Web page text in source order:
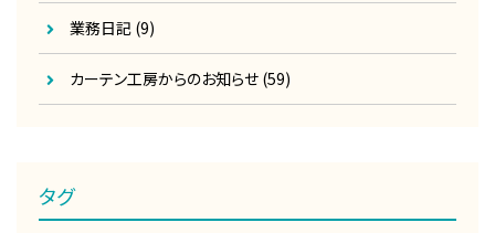
業務日記 (9)
カーテン工房からのお知らせ (59)
タグ